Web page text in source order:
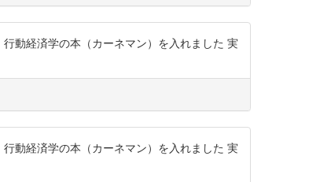
動経済学の本（カーネマン）を入れました 実
動経済学の本（カーネマン）を入れました 実